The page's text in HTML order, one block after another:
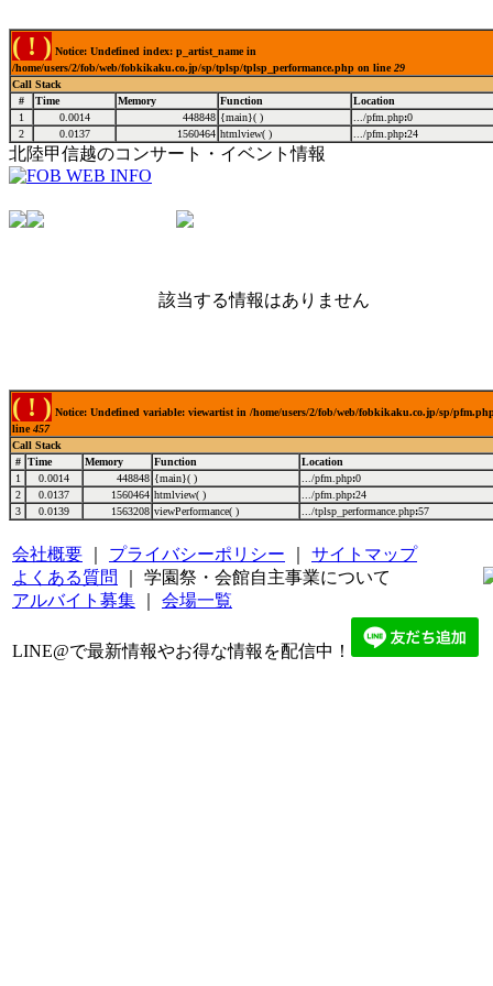
( ! ) Notice: Undefined index: p_artist_name in
/home/users/2/fob/web/fobkikaku.co.jp/sp/tplsp/tplsp_performance.php on line29
Call Stack
#
Time Memory Function
Location
1
0.0014 448848 {main}( ) .../pfm.php:0
2
0.0137 1560464 htmlview( ) .../pfm.php:24
北陸甲信越のコンサート・イベント情報
該当する情報はありません
( ! ) Notice: Undefined variable: viewartist in /home/users/2/fob/web/fobkikaku.co.jp/sp/
line457
Call Stack
# Time Memory Function
Location
1
0.0014 448848 {main}( ) .../pfm.php:0
2
0.0137 1560464 htmlview( ) .../pfm.php:24
3
0.0139 1563208 viewPerformance( ) .../tplsp_performance.php:57
会社概要 プライバシーポリシー
サイトマップ
よくある質問
｜ 学園祭・会館自主事業について
アルバイト募集
会場一覧
LINE@で最新情報やお得な情報を配信中！